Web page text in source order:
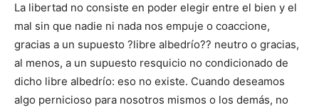
La libertad no consiste en poder elegir entre el bien y el
mal sin que nadie ni nada nos empuje o coaccione,
gracias a un supuesto ?libre albedrío?? neutro o gracias,
al menos, a un supuesto resquicio no condicionado de
dicho libre albedrío: eso no existe. Cuando deseamos
algo pernicioso para nosotros mismos o los demás, no